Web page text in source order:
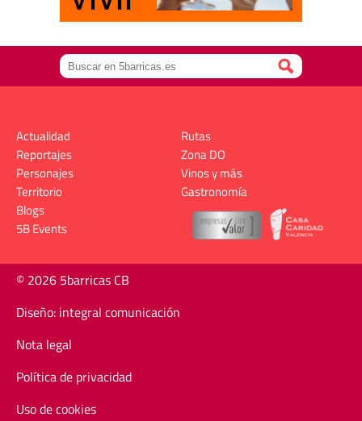
Actualidad
Reportajes
Personajes
Territorio
Rutas
Zona DO
Vinos y más
Gastronomía
Blogs
5B Events
© 2026 5barricas CB
Diseño: integral comunicación
Nota legal
Política de privacidad
Uso de cookies